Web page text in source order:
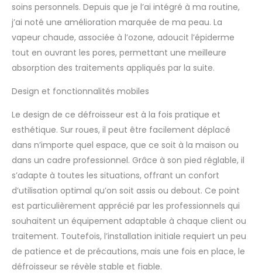
facile à utiliser,
d'excellents matériaux,
résistant à la chaleur et
ne rouille pas, buse
améliorée, bâtons
d'huile essentielle,
parfait pour les salons
de beauté, le spa et à
la maison. 【Spa facial
à la maison】La
hauteur de ce cuiseur
vapeur professionnel
peut être ajustée de 91
à 129,5 cm, buse
rotative à 360°, corps
principal rotatif à 360 °,
gardez la buse à au
moins 25 à 30 cm de
votre visage, lors de
l'utilisation et le meilleur
temps de cuisson à la
vapeur est de 15 à 20
soins personnels. Depuis que je l’ai intégré à ma routine,
j’ai noté une amélioration marquée de ma peau. La
vapeur chaude, associée à l’ozone, adoucit l’épiderme
tout en ouvrant les pores, permettant une meilleure
absorption des traitements appliqués par la suite.
Design et fonctionnalités mobiles
Le design de ce défroisseur est à la fois pratique et
esthétique. Sur roues, il peut être facilement déplacé
dans n’importe quel espace, que ce soit à la maison ou
dans un cadre professionnel. Grâce à son pied réglable, il
s’adapte à toutes les situations, offrant un confort
d’utilisation optimal qu’on soit assis ou debout. Ce point
est particulièrement apprécié par les professionnels qui
souhaitent un équipement adaptable à chaque client ou
traitement. Toutefois, l’installation initiale requiert un peu
de patience et de précautions, mais une fois en place, le
défroisseur se révèle stable et fiable.